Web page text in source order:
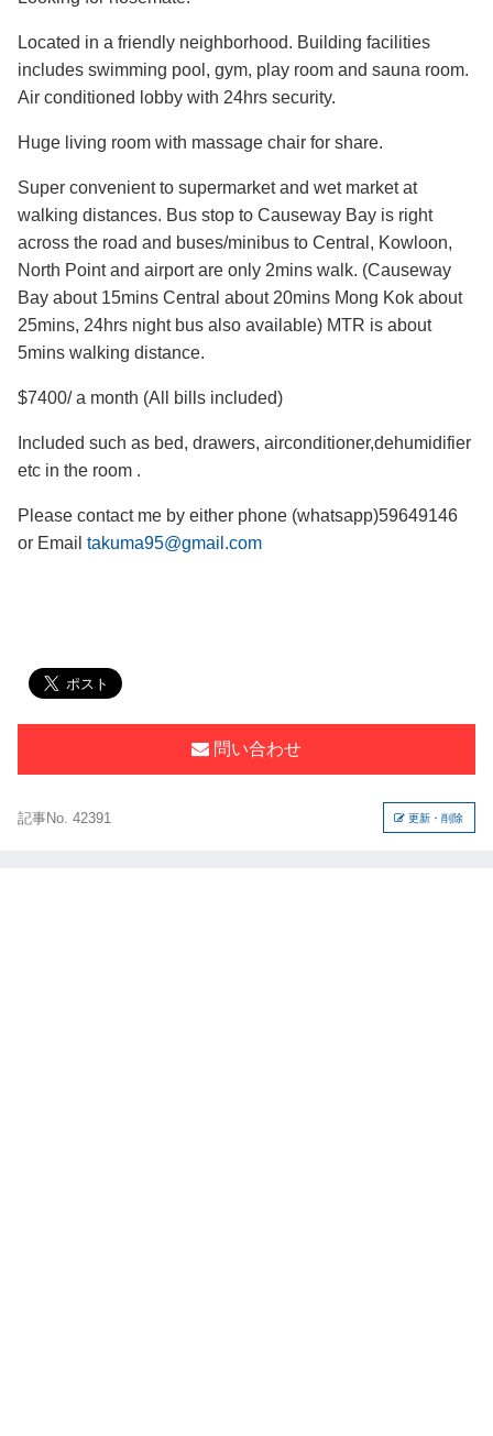
Located in a friendly neighborhood. Building facilities
includes swimming pool, gym, play room and sauna room.
Air conditioned lobby with 24hrs security.
Huge living room with massage chair for share.
Super convenient to supermarket and wet market at
walking distances. Bus stop to Causeway Bay is right
across the road and buses/minibus to Central, Kowloon,
North Point and airport are only 2mins walk. (Causeway
Bay about 15mins Central about 20mins Mong Kok about
25mins, 24hrs night bus also available) MTR is about
5mins walking distance.
$7400/ a month (All bills included)
Included such as bed, drawers, airconditioner,dehumidifier
etc in the room .
Please contact me by either phone (whatsapp)59649146
or Email takuma95@gmail.com
問い合わせ
記事No. 42391 更新・削除